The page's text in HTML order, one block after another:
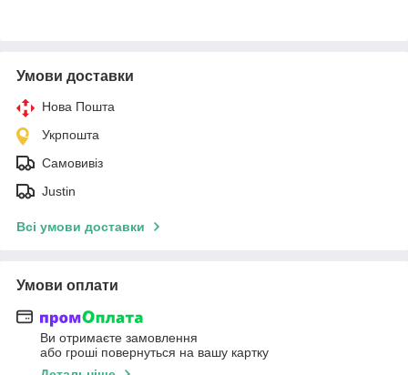
Умови доставки
Нова Пошта
Укрпошта
Самовивіз
Justin
Всі умови доставки
Умови оплати
Ви отримаєте замовлення
або гроші повернуться на вашу картку